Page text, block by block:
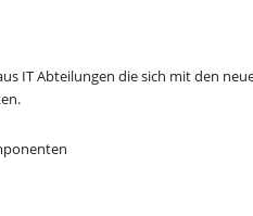
IT Abteilungen die sich mit den